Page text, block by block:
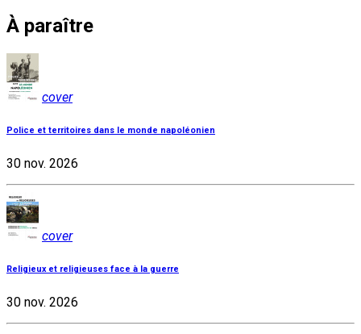
À paraître
cover
Police et territoires dans le monde napoléonien
30 nov. 2026
cover
Religieux et religieuses face à la guerre
30 nov. 2026